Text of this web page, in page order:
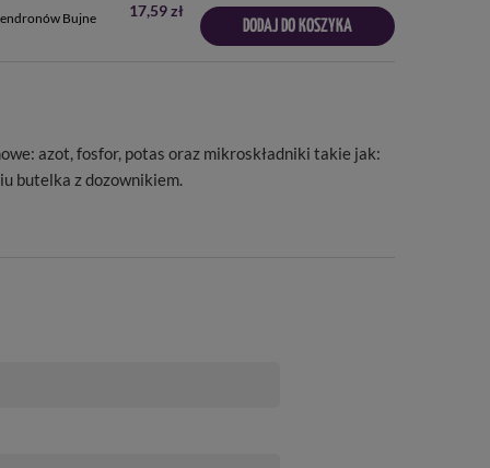
Bujne
17,59 zł
DODAJ DO KOSZYKA
azot, fosfor, potas oraz mikroskładniki takie jak:
butelka z dozownikiem.